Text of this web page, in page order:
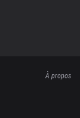
À propos